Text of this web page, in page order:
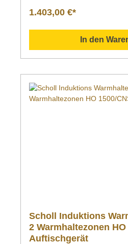
1.403,00 €*
In den
Scholl Induktions
2 Warmhaltezonen HO
Auftischgerät